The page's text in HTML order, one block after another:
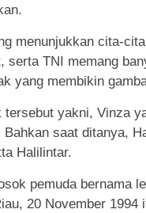
menunjukkan cita-
serta TNI memang
yang membikin
tersebut yakni, Vinza
Bahkan saat ditanya,
Halilintar.
pemuda bernama
20 November